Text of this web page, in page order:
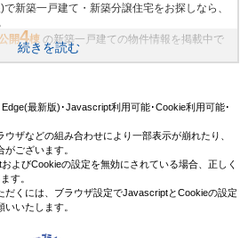
新築一戸建て・新築分譲住宅をお探しなら、
開4棟 の新築一戸建ての物件情報を掲載中で
51年、これまでの膨大なお取引により、茶山
の新築一戸建て・マイホームを見つけません
続きを読む
最新版)･Javascript利用可能･Cookie利用可能･
ザなどの組み合わせにより一部表示が崩れたり、
ございます。
よびCookieの設定を無効にされている場合、正しく
す。
だくには、ブラウザ設定でJavascriptとCookieの設定
いたします。